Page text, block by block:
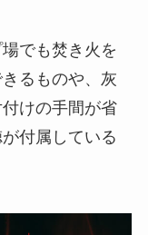
でも焚き火を
るものや、灰
けの手間が省
付属している